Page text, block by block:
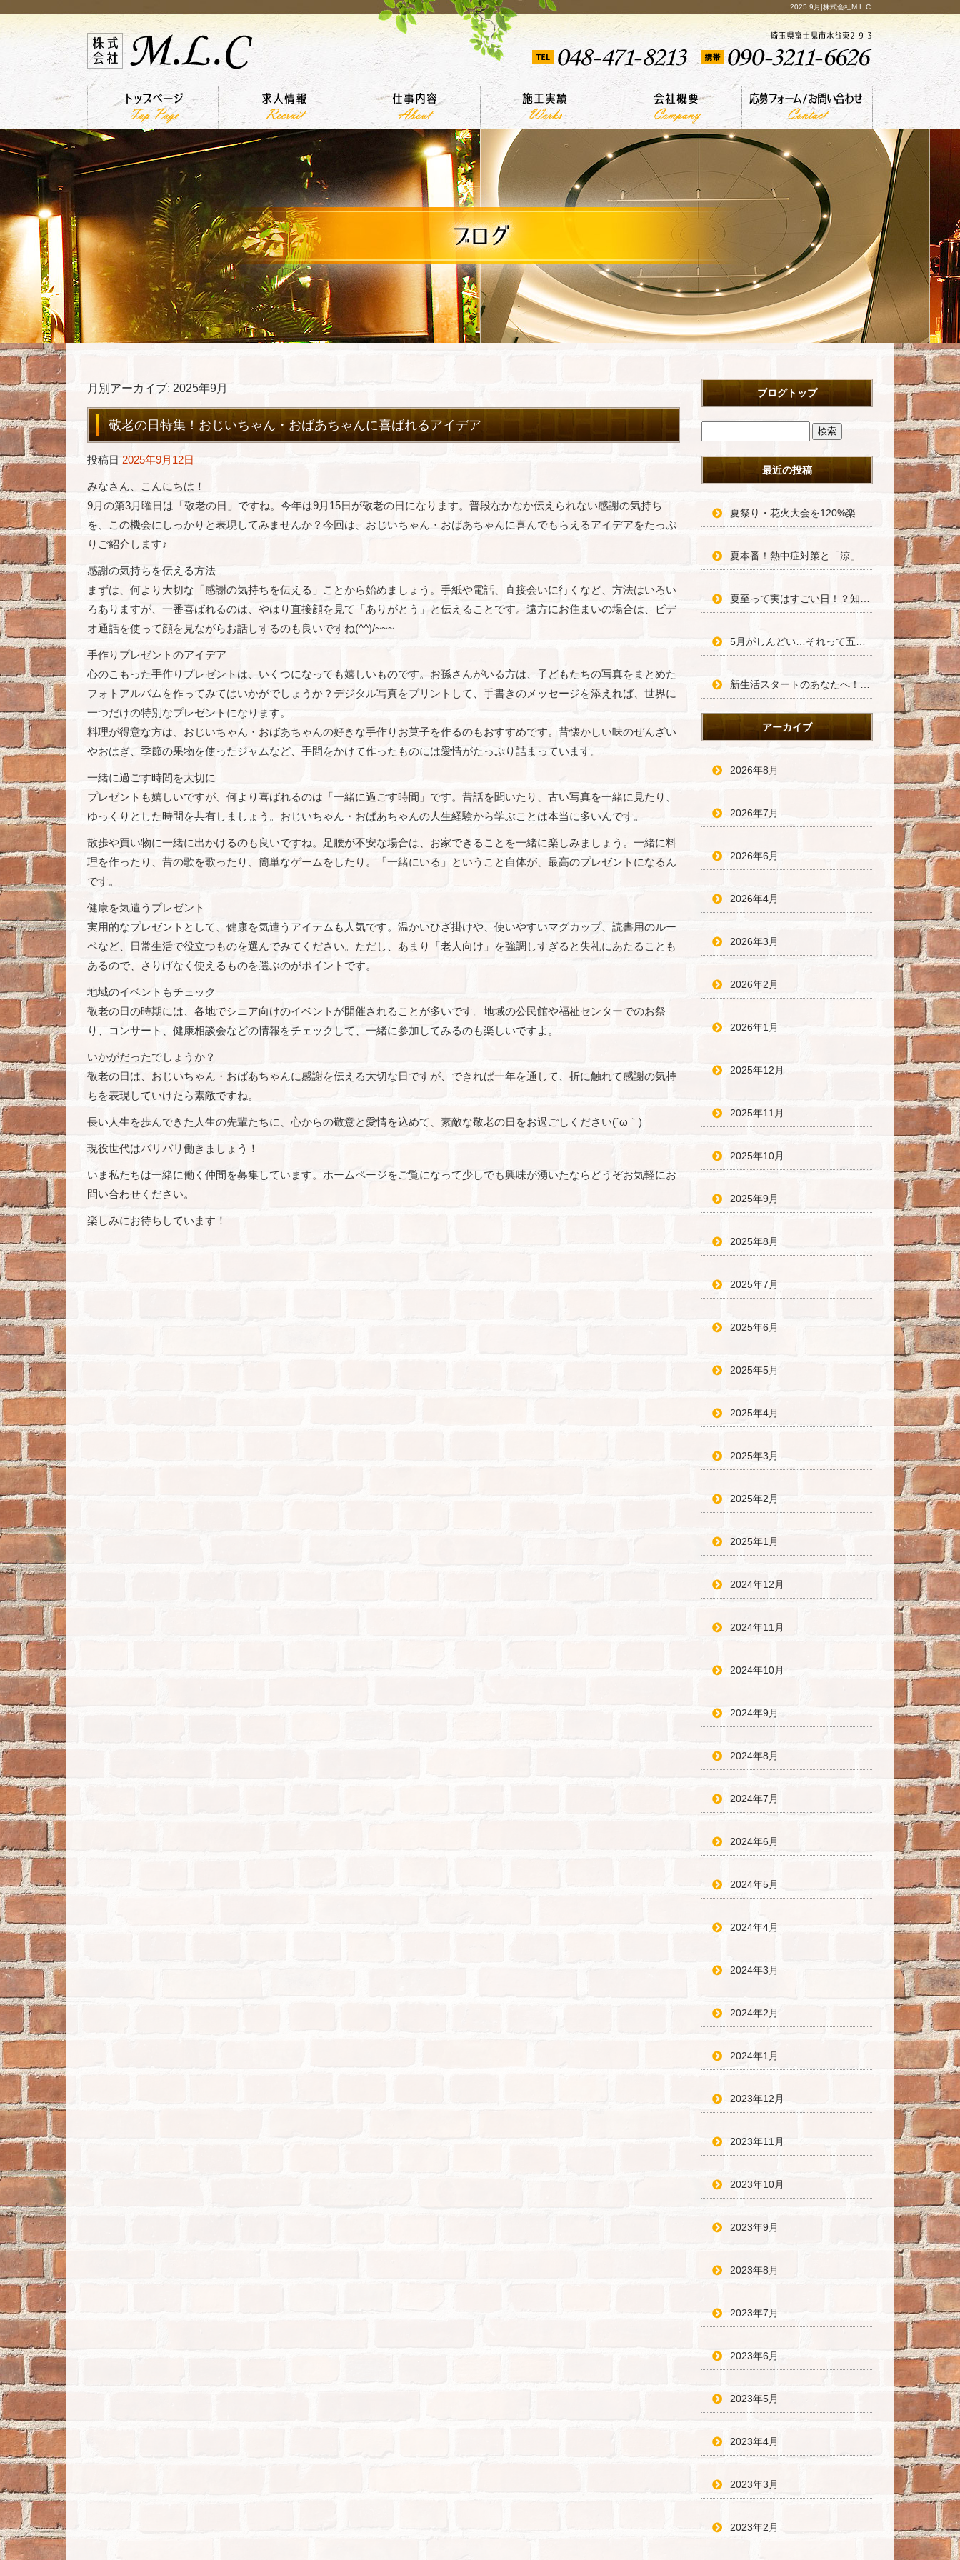
2025 9月|株式会社M.L.C.
月別アーカイブ: 2025年9月
敬老の日特集！おじいちゃん・おばあちゃんに喜ばれるアイデア
投稿日 2025年9月12日
みなさん、こんにちは！
9月の第3月曜日は「敬老の日」ですね。今年は9月15日が敬老の日になります。普段なかなか伝えられない感謝の気持ち
を、この機会にしっかりと表現してみませんか？今回は、おじいちゃん・おばあちゃんに喜んでもらえるアイデアをたっぷ
りご紹介します♪
感謝の気持ちを伝える方法
まずは、何より大切な「感謝の気持ちを伝える」ことから始めましょう。手紙や電話、直接会いに行くなど、方法はいろい
ろありますが、一番喜ばれるのは、やはり直接顔を見て「ありがとう」と伝えることです。遠方にお住まいの場合は、ビデ
オ通話を使って顔を見ながらお話しするのも良いですね(^^)/~~~
手作りプレゼントのアイデア
心のこもった手作りプレゼントは、いくつになっても嬉しいものです。お孫さんがいる方は、子どもたちの写真をまとめた
フォトアルバムを作ってみてはいかがでしょうか？デジタル写真をプリントして、手書きのメッセージを添えれば、世界に
一つだけの特別なプレゼントになります。
料理が得意な方は、おじいちゃん・おばあちゃんの好きな手作りお菓子を作るのもおすすめです。昔懐かしい味のぜんざい
やおはぎ、季節の果物を使ったジャムなど、手間をかけて作ったものには愛情がたっぷり詰まっています。
一緒に過ごす時間を大切に
プレゼントも嬉しいですが、何より喜ばれるのは「一緒に過ごす時間」です。昔話を聞いたり、古い写真を一緒に見たり、
ゆっくりとした時間を共有しましょう。おじいちゃん・おばあちゃんの人生経験から学ぶことは本当に多いんです。
散歩や買い物に一緒に出かけるのも良いですね。足腰が不安な場合は、お家できることを一緒に楽しみましょう。一緒に料
理を作ったり、昔の歌を歌ったり、簡単なゲームをしたり。「一緒にいる」ということ自体が、最高のプレゼントになるん
です。
健康を気遣うプレゼント
実用的なプレゼントとして、健康を気遣うアイテムも人気です。温かいひざ掛けや、使いやすいマグカップ、読書用のルー
ペなど、日常生活で役立つものを選んでみてください。ただし、あまり「老人向け」を強調しすぎると失礼にあたることも
あるので、さりげなく使えるものを選ぶのがポイントです。
地域のイベントもチェック
敬老の日の時期には、各地でシニア向けのイベントが開催されることが多いです。地域の公民館や福祉センターでのお祭
り、コンサート、健康相談会などの情報をチェックして、一緒に参加してみるのも楽しいですよ。
いかがだったでしょうか？
敬老の日は、おじいちゃん・おばあちゃんに感謝を伝える大切な日ですが、できれば一年を通して、折に触れて感謝の気持
ちを表現していけたら素敵ですね。
長い人生を歩んできた人生の先輩たちに、心からの敬意と愛情を込めて、素敵な敬老の日をお過ごしください(´ω｀)
現役世代はバリバリ働きましょう！
いま私たちは一緒に働く仲間を募集しています。ホームページをご覧になって少しでも興味が湧いたならどうぞお気軽にお
問い合わせください。
楽しみにお待ちしています！
ブログトップ
最近の投稿
アーカイブ
2026年8月
2026年7月
2026年6月
2026年4月
2026年3月
2026年2月
2026年1月
2025年12月
2025年11月
2025年10月
2025年9月
2025年8月
2025年7月
2025年6月
2025年5月
2025年4月
2025年3月
2025年2月
2025年1月
2024年12月
2024年11月
2024年10月
2024年9月
2024年8月
2024年7月
2024年6月
2024年5月
2024年4月
2024年3月
2024年2月
2024年1月
2023年12月
2023年11月
2023年10月
2023年9月
2023年8月
2023年7月
2023年6月
2023年5月
2023年4月
2023年3月
2023年2月